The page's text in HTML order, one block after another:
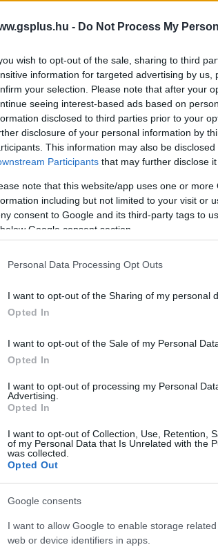
- Do Not Process My
wish to opt-out of the sale, sharing to third
information for targeted advertising by
your selection. Please note that after your
seeing interest-based ads based on
disclosed to third parties prior to your
disclosure of your personal information by
This information may also be
Participants that may further disclose
note that this website/app uses one or
including but not limited to your visit or
consent to Google and its third-party tags to
Google consent section.
Personal Data Processing Opt Outs
I want to opt-out of the Sharing of my personal
Opted In
I want to opt-out of the Sale of my Personal
Opted In
I want to opt-out of processing my Personal
Advertising.
Opted In
I want to opt-out of Collection, Use, Retention,
of my Personal Data that Is Unrelated with the
was collected.
Opted Out
Google consents
I want to allow Google to enable storage
web or device identifiers in apps.
került a Fallout és megjelent a
a rádióállomások révén, ez pedig az
egy különleges, gyűjtői bakelit is
meg a széria muzsikáját.